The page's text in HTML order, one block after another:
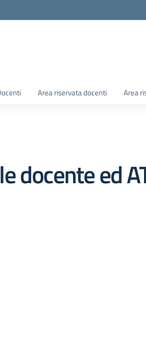
Area riservata docenti Area
docente ed